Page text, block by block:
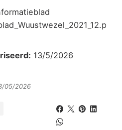
13/5/2026
05/2026